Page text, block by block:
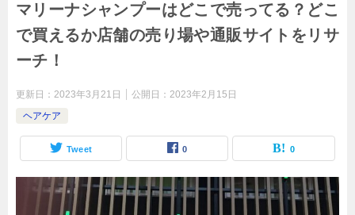
マリーナシャンプーはどこで売ってる？どこ
で買えるか店舗の売り場や通販サイトをリサ
ーチ！
更新日： 2023年3月21日 公開日： 2023年2月15日
ヘアケア
Tweet 0 0